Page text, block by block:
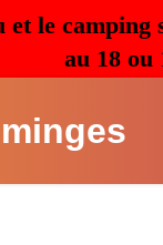
le
au 18 ou